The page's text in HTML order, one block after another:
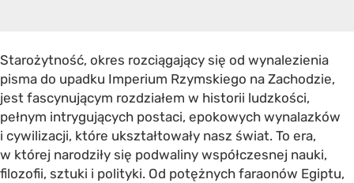
Starożytność, okres rozciągający się od wynalezienia
pisma do upadku Imperium Rzymskiego na Zachodzie,
jest fascynującym rozdziałem w historii ludzkości,
pełnym intrygujących postaci, epokowych wynalazków
i cywilizacji, które ukształtowały nasz świat. To era,
w której narodziły się podwaliny współczesnej nauki,
filozofii, sztuki i polityki. Od potężnych faraonów Egiptu,